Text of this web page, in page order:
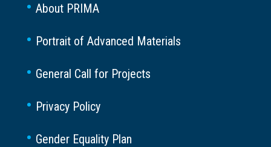
About PRIMA
Portrait of Advanced Materials
General Call for Projects
Privacy Policy
Gender Equality Plan